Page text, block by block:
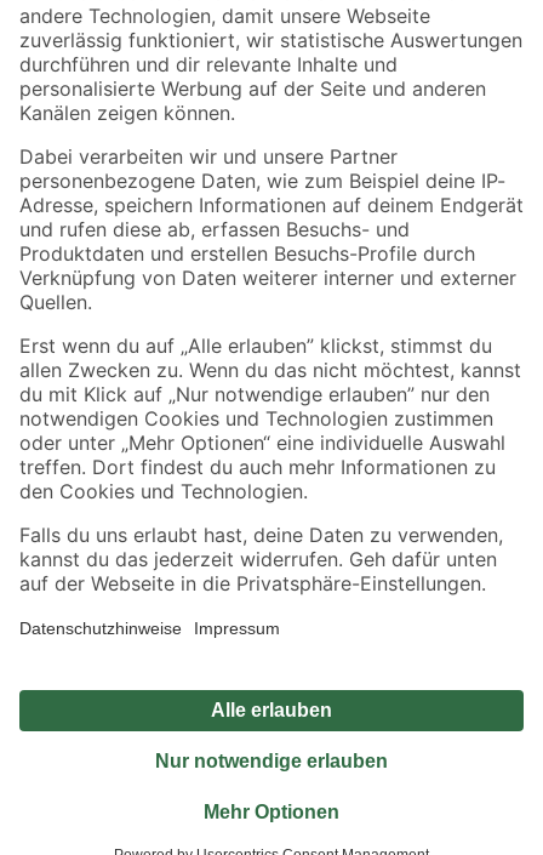
Zur Newsletter Anmeldung
Folge uns
Zahlungsarten Versandarten
Sicher einkaufen
Jetzt die toom-App herunterladen
Alle Preisangaben in EUR inkl. gesetzl. MwSt.. Die dargestellten Angebote sind unter
Umständen nicht in allen Märkten verfügbar. Die angegebenen Verfügbarkeiten beziehen
Produkte nur solange der Vorrat reicht.
*Paketversand ab 59 € versandkostenfrei, gilt nicht für Artikel mit Speditionsversand, hier
Privatsphäre Impressum
Nutzungsbedingungen
Widerrufsrecht
Vertrag widerrufen
© 2026 toom Baumarkt GmbH